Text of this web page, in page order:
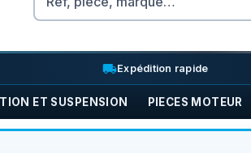
local_shippingExpédition rapide
ET SUSPENSION PIECES MOTEUR